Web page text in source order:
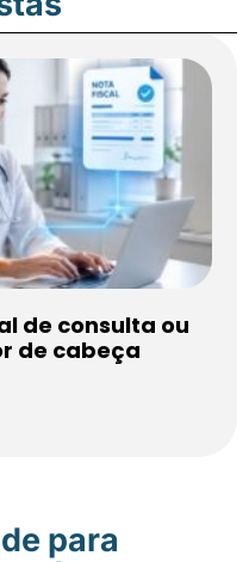
de consulta ou
de cabeça
para